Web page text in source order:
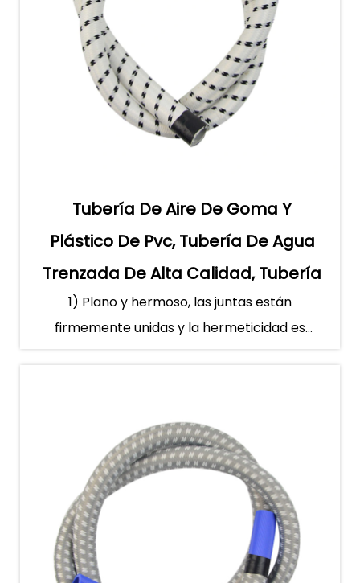
Tubería De Aire De Goma Y
Plástico De Pvc, Tubería De Agua
Trenzada De Alta Calidad, Tubería
De Aire Para Vaporizador De Ropa
1) Plano y hermoso, las juntas están
firmemente unidas y la hermeticidad es